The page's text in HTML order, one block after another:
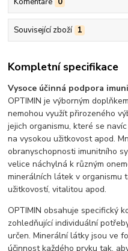
Související zboží 1
Kompletní specifikace
Vysoce účinná podpora
OPTIMIN je výborným
nemohou využít přirozeného
jejich organismu, které se
na vysokou užitkovost apod.
obranyschopnosti imunitního
velice náchylná k různým
minerálních látek v organismu
užitkovostí, vitalitou apod.
OPTIMIN obsahuje specifický
zohledňující individuální
určen. Minerální látky jsou ve
účinnost každého prvku tak,